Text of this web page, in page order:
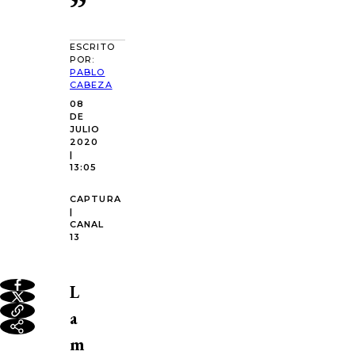
ESCRITO
POR:
PABLO
CABEZA
08
DE
JULIO
2020
|
13:05
CAPTURA
|
CANAL
13
L
a
m